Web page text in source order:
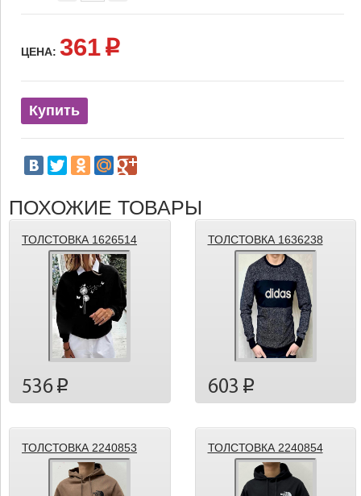
ЦЕНА: 361 p
Купить
ПОХОЖИЕ ТОВАРЫ
ТОЛСТОВКА 1626514
536 p
ТОЛСТОВКА 1636238
603 p
ТОЛСТОВКА 2240853 ТОЛСТОВКА 2240854